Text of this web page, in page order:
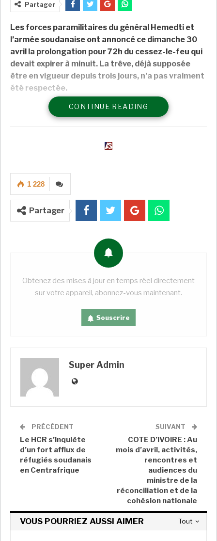
Partager
Les forces paramilitaires du général Hemedti et
l’armée soudanaise ont annoncé ce dimanche 30
avril la prolongation pour 72h du cessez-le-feu qui
devait expirer à minuit. La trêve, déjà supposée
être en vigueur depuis trois jours, n’a pas vraiment
été respectée.
A LIRE AUSSI
Juil 18, 2026
Mines : en Tanzanie, 88% des achats ont été
effectués…
Super Admin
CÔTE D’IVOIRE : AM’S préside l’investiture
de la présidente…
Les Forces de soutien rapide (FSR) du général
Hemedti ont été les premières à annoncer la
prolongation du cessez-le-feu. Les forces armées
» cette prolongation « sur la base des efforts
demandés par la médiation américano-saoudienne
Car à chaque nouvelle annonce de trêve, le même
scénario se répète : les violences ne s’arrêtent
et militaires soudanais, notamment près du quartier
général de l’armée à Khartoum. Des frappes
aériennes ont également été signalées à
Omdourman, en banlieue nord de la capitale.
En parallèle, l’armée soudanaise fait état de
» visant des banques, des
des opérations de ratissage à Khartoum, indique
CONTINUE READING
1 228
Partager
Obtenez des mises à jour en temps réel directement
sur votre appareil, abonnez-vous maintenant.
Souscrire
Super Admin
PRÉCÉDENT
Le HCR s’inquiète
d’un fort afflux de
réfugiés soudanais
en Centrafrique
SUIVANT
COTE D’IVOIRE : Au
mois d’avril, activités,
rencontres et
audiences du
ministre de la
réconciliation et de la
cohésion nationale
Tout
VOUS POURRIEZ AUSSI AIMER